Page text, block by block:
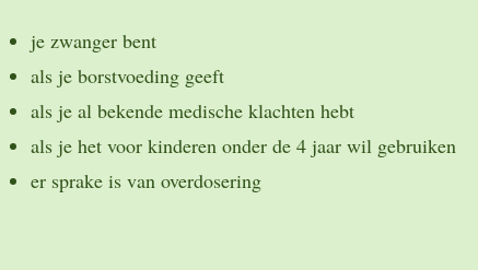
je zwanger bent
als je borstvoeding geeft
als je al bekende medische klachten hebt
als je het voor kinderen onder de 4 jaar wil gebruiken
er sprake is van overdosering